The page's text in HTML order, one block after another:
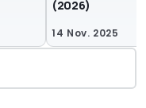
(2026)
14 Nov. 2025